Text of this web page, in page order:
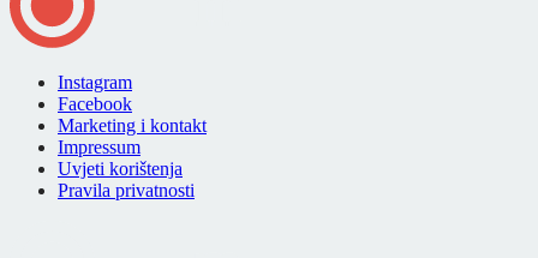
Instagram
Facebook
Marketing i kontakt
Impressum
Uvjeti korištenja
Pravila privatnosti